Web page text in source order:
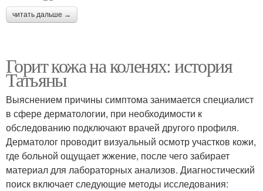
читать дальше →
Горит кожа на коленях: история
Татьяны
Выяснением причины симптома занимается специалист
в сфере дерматологии, при необходимости к
обследованию подключают врачей другого профиля.
Дерматолог проводит визуальный осмотр участков кожи,
где больной ощущает жжение, после чего забирает
материал для лабораторных анализов. Диагностический
поиск включает следующие методы исследования: